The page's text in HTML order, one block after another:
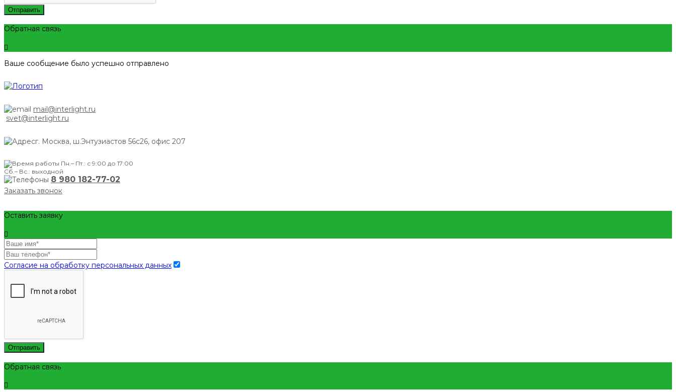
Отправить
Обратная связь
Ваше сообщение было успешно отправлено
mail@interlight.ru
svet@interlight.ru
г. Москва, ш.Энтузиастов 56с26, офис 207
Пн.– Пт.: с 9:00 до 17:00
Сб.– Вс.: выходной
8 980 182-77-02
Заказать звонок
Оставить заявку
Согласие на обработку персональных данных
Отправить
Обратная связь